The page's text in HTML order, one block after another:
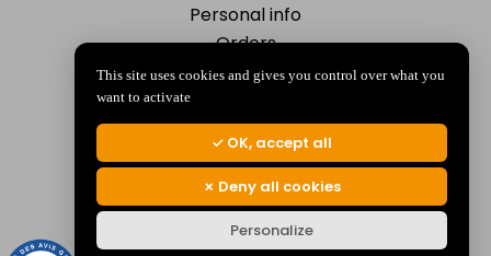
Personal info
Orders
Addresses
My alerts
© 2026 La Jocondienne
This site uses cookies and gives you control over what you
want to activate
OK, accept all
Deny all cookies
Personalize